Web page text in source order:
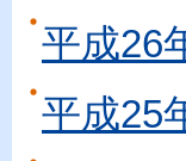
平成26
平成25